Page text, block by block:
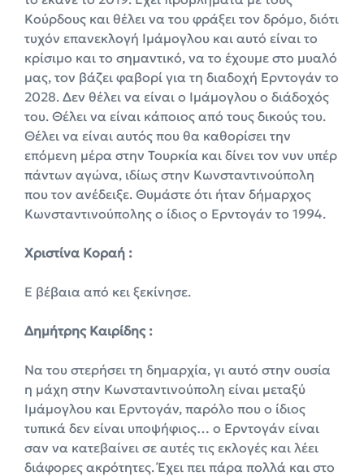
Κούρδους και θέλει να του φράξει τον δρόμο, διότι
τυχόν επανεκλογή Ιμάμογλου και αυτό είναι το
κρίσιμο και το σημαντικό, να το έχουμε στο μυαλό
μας, τον βάζει φαβορί για τη διαδοχή Ερντογάν το
2028. Δεν θέλει να είναι ο Ιμάμογλου ο διάδοχός
του. Θέλει να είναι κάποιος από τους δικούς του.
Θέλει να είναι αυτός που θα καθορίσει την
επόμενη μέρα στην Τουρκία και δίνει τον νυν υπέρ
πάντων αγώνα, ιδίως στην Κωνσταντινούπολη
που τον ανέδειξε. Θυμάστε ότι ήταν δήμαρχος
Κωνσταντινούπολης ο ίδιος ο Ερντογάν το 1994.
Χριστίνα Κοραή :
Ε βέβαια από κει ξεκίνησε.
Δημήτρης Καιρίδης :
Να του στερήσει τη δημαρχία, γι αυτό στην ουσία
η μάχη στην Κωνσταντινούπολη είναι μεταξύ
Ιμάμογλου και Ερντογάν, παρόλο που ο ίδιος
τυπικά δεν είναι υποψήφιος… ο Ερντογάν είναι
σαν να κατεβαίνει σε αυτές τις εκλογές και λέει
διάφορες ακρότητες. Έχει πει πάρα πολλά και στο